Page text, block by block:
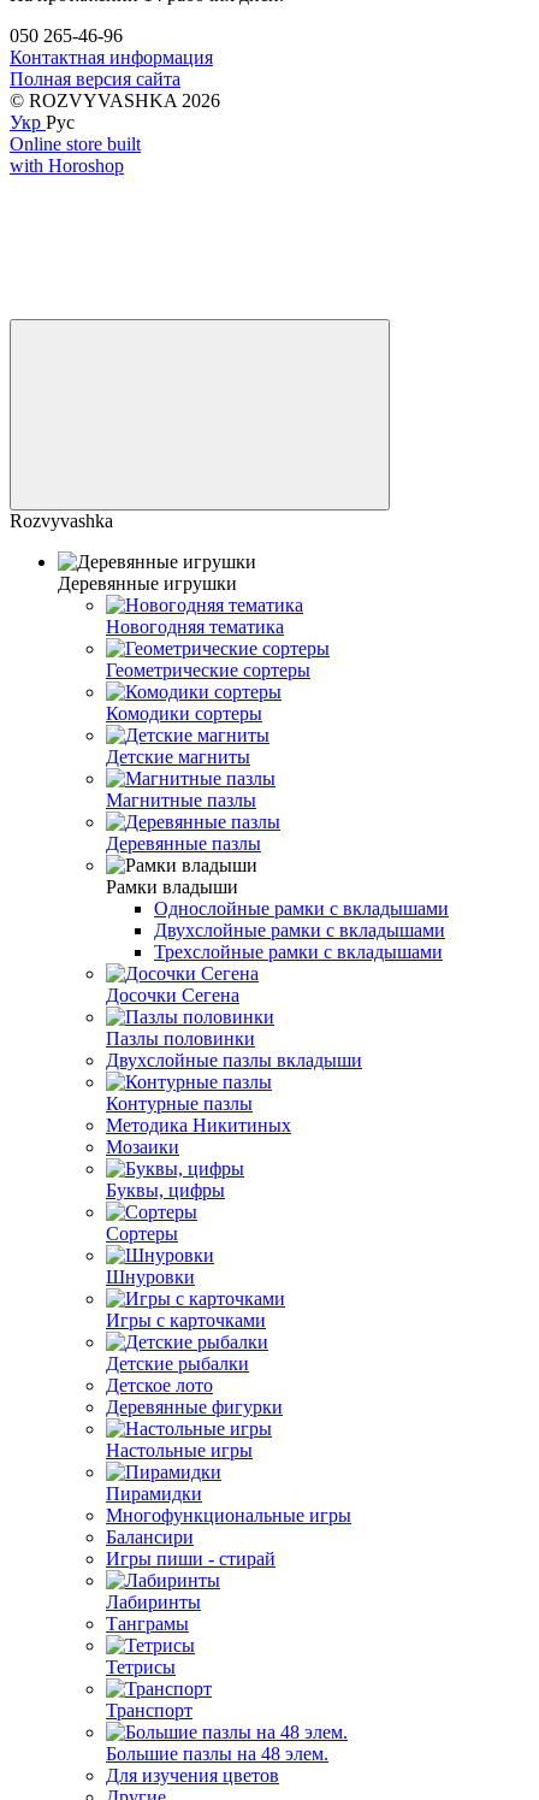
050 265-46-96
Контактная информация
Полная версия сайта
© ROZVYVASHKA 2026
Укр Рус
Online store built
with Horoshop
Rozvyvashka
Деревянные игрушки
Новогодняя тематика
Геометрические сортеры
Комодики сортеры
Детские магниты
Магнитные пазлы
Деревянные пазлы
Рамки владыши
Однослойные рамки с вкладышами
Двухслойные рамки с вкладышами
Трехслойные рамки с вкладышами
Досочки Сегена
Пазлы половинки
Двухслойные пазлы вкладыши
Контурные пазлы
Методика Никитиных
Мозаики
Буквы, цифры
Сортеры
Шнуровки
Игры с карточками
Детские рыбалки
Детское лото
Деревянные фигурки
Настольные игры
Пирамидки
Многофункциональные игры
Балансири
Игры пиши - стирай
Лабиринты
Танграмы
Тетрисы
Транспорт
Большие пазлы на 48 элем.
Для изучения цветов